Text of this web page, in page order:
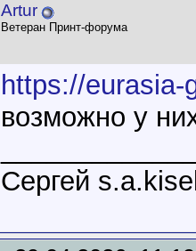
Artur
Ветеран Принт-форума
https://eurasia-
возможно у
Сергей